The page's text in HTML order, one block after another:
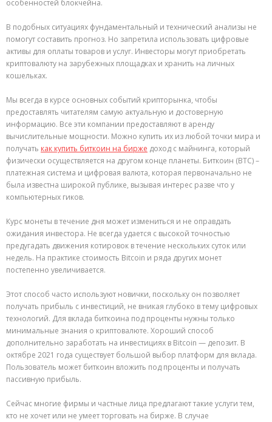
особенностей блокчейна.
В подобных ситуациях фундаментальный и технический анализы не
помогут составить прогноз. Но запретила использовать цифровые
активы для оплаты товаров и услуг. Инвесторы могут приобретать
криптовалюту на зарубежных площадках и хранить на личных
кошельках.
Мы всегда в курсе основных событий крипторынка, чтобы
предоставлять читателям самую актуальную и достоверную
информацию. Все эти компании предоставляют в аренду
вычислительные мощности. Можно купить их из любой точки мира и
получать как купить биткоин на бирже доход с майнинга, который
физически осуществляется на другом конце планеты. Биткоин (BTC) –
платежная система и цифровая валюта, которая первоначально не
была известна широкой публике, вызывая интерес разве что у
компьютерных гиков.
Курс монеты в течение дня может измениться и не оправдать
ожидания инвестора. Не всегда удается с высокой точностью
предугадать движения котировок в течение нескольких суток или
недель. На практике стоимость Bitcoin и ряда других монет
постепенно увеличивается.
Этот способ часто используют новички, поскольку он позволяет
получать прибыль с инвестиций, не вникая глубоко в тему цифровых
технологий. Для вклада биткоина под проценты нужны только
минимальные знания о криптовалюте. Хороший способ
дополнительно заработать на инвестициях в Bitcoin — депозит. В
октябре 2021 года существует большой выбор платформ для вклада.
Пользователь может биткоин вложить под проценты и получать
пассивную прибыль.
Сейчас многие фирмы и частные лица предлагают такие услуги тем,
кто не хочет или не умеет торговать на бирже. В случае